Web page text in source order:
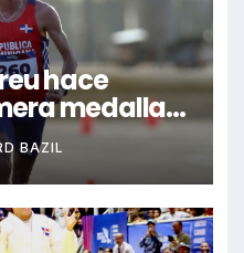
hace
medalla
BAZIL